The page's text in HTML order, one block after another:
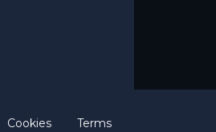
Cookies Terms